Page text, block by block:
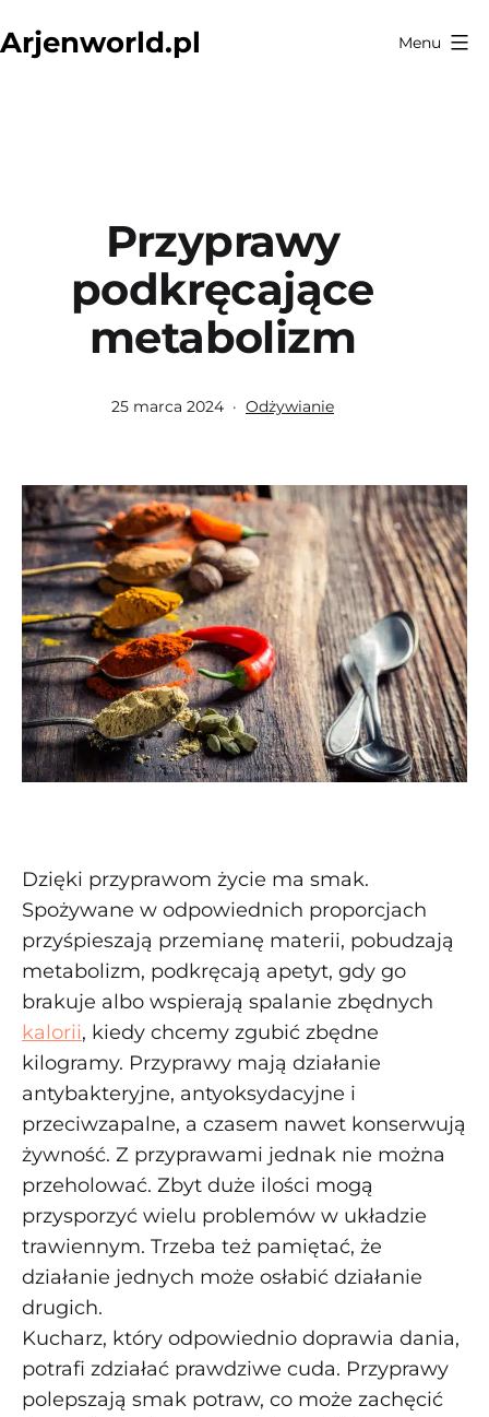
do
Arjenworld.pl Menu
Przyprawy
podkręcające
metabolizm
Opublikowano
25 marca 2024
Umieszczono
Odżywianie
Dzięki przyprawom życie ma smak.
Spożywane w odpowiednich proporcjach
przyśpieszają przemianę materii, pobudzają
metabolizm, podkręcają apetyt, gdy go
brakuje albo wspierają spalanie zbędnych
kalorii, kiedy chcemy zgubić zbędne
kilogramy. Przyprawy mają działanie
antybakteryjne, antyoksydacyjne i
przeciwzapalne, a czasem nawet konserwują
żywność. Z przyprawami jednak nie można
przeholować. Zbyt duże ilości mogą
przysporzyć wielu problemów w układzie
trawiennym. Trzeba też pamiętać, że
działanie jednych może osłabić działanie
drugich.
Kucharz, który odpowiednio doprawia dania,
potrafi zdziałać prawdziwe cuda. Przyprawy
polepszają smak potraw, co może zachęcić